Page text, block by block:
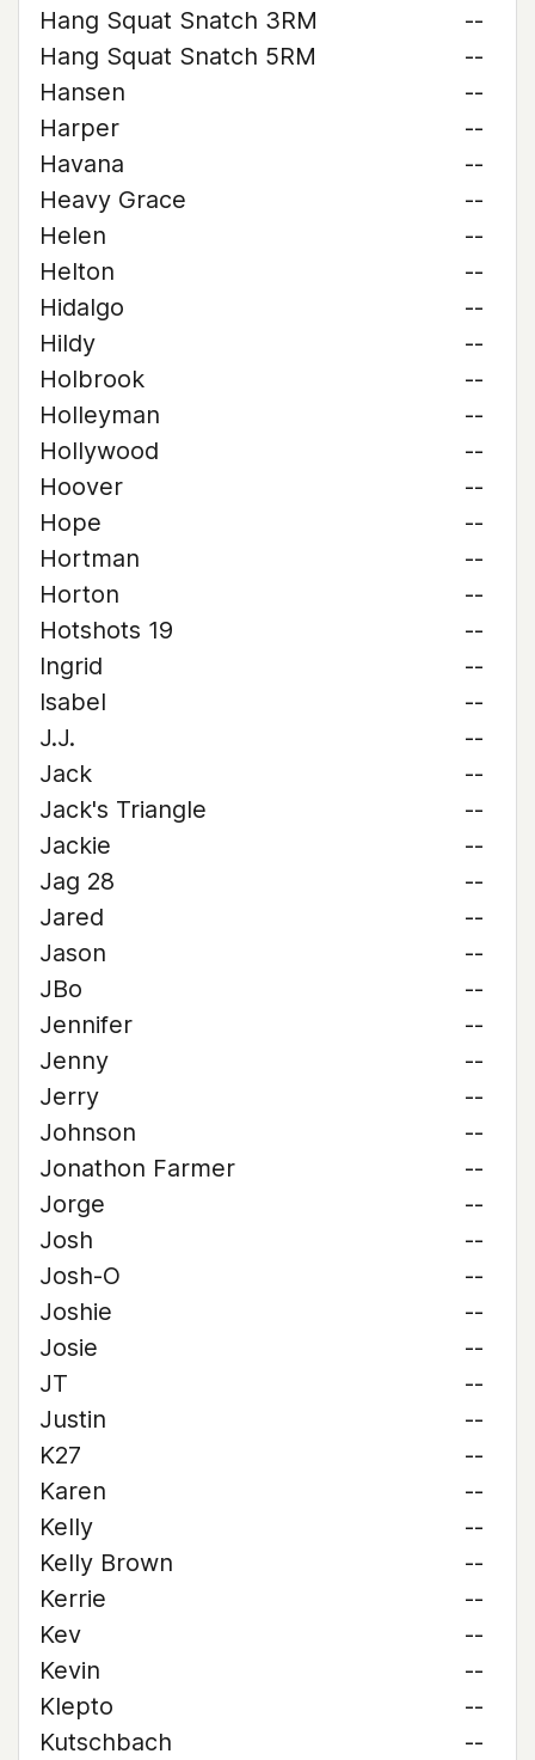
Hang Squat Snatch 3RM
--
Hang Squat Snatch 5RM
--
Hansen
--
Harper
--
Havana
--
Heavy Grace
--
Helen
--
Helton
--
Hidalgo
--
Hildy
--
Holbrook
--
Holleyman
--
Hollywood
--
Hoover
--
Hope
--
Hortman
--
Horton
--
Hotshots 19
--
Ingrid
--
Isabel
--
J.J.
--
Jack
--
Jack's Triangle
--
Jackie
--
Jag 28
--
Jared
--
Jason
--
JBo
--
Jennifer
--
Jenny
--
Jerry
--
Johnson
--
Jonathon Farmer
--
Jorge
--
Josh
--
Josh-O
--
Joshie
--
Josie
--
JT
--
Justin
--
K27
--
Karen
--
Kelly
--
Kelly Brown
--
Kerrie
--
Kev
--
Kevin
--
Klepto
--
Kutschbach
--